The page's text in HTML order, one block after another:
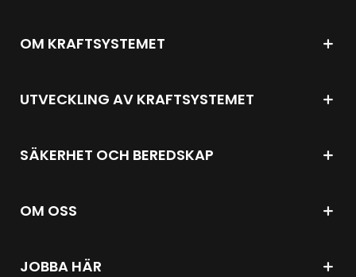
OM KRAFTSYSTEMET
UTVECKLING AV KRAFTSYSTEMET
SÄKERHET OCH BEREDSKAP
OM OSS
JOBBA HÄR